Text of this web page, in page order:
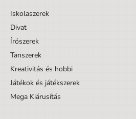
Iskolaszerek
Divat
Írószerek
Tanszerek
Kreativitás és hobbi
Játékok és játékszerek
Mega Kiárusítás